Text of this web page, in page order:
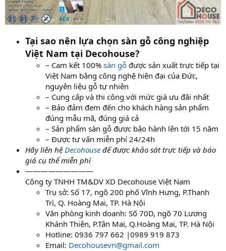
Tại sao nên lựa chọn sàn gỗ công nghiệp
Việt Nam tại Decohouse?
– Cam kết 100% sàn gỗ được sản xuất trực tiếp tại
Việt Nam bằng công nghệ hiện đại của Đức,
nguyên liệu gỗ tự nhiên
– Cung cấp và thi công với mức giá ưu đãi nhất
– Bảo đảm đem đến cho khách hàng sản phẩm
đúng mẫu mã, đúng giá cả
– Sản phẩm sàn gỗ được bảo hành lên tới 15 năm
– Được tư vấn miễn phí 24/24h
Hãy liên hệ Decohouse để được khảo sát trực tiếp và báo
giá cụ thể miễn phí
—————————
Công ty TNHH TM&DV XD Decohouse Việt Nam
Trụ sở: Số 17, ngõ 200 phố Vĩnh Hưng, P.Thanh
Trì, Q. Hoàng Mai, TP. Hà Nội
Văn phòng kinh doanh: Số 70D, ngõ 70 Lương
Khánh Thiện, P.Tân Mai, Q.Hoàng Mai, TP. Hà Nội
Hotline: 0936 797 662 |0989 919 873
Email: Decohousevn@gmail.com